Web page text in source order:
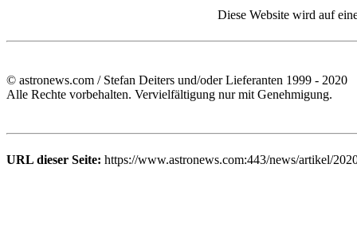
Diese Website wird auf
© astronews.com / Stefan Deiters und/oder Lieferanten 1999 - 2020
Alle Rechte vorbehalten. Vervielfältigung nur mit Genehmigung.
URL dieser Seite: https://www.astronews.com:443/news/artikel/